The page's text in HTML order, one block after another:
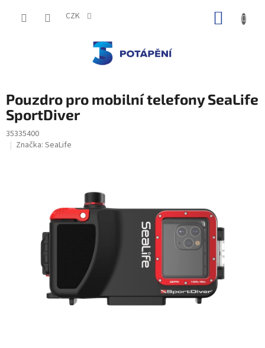
CZK
Pouzdro pro mobilní telefony SeaLife
SportDiver
35335400
Značka: SeaLife